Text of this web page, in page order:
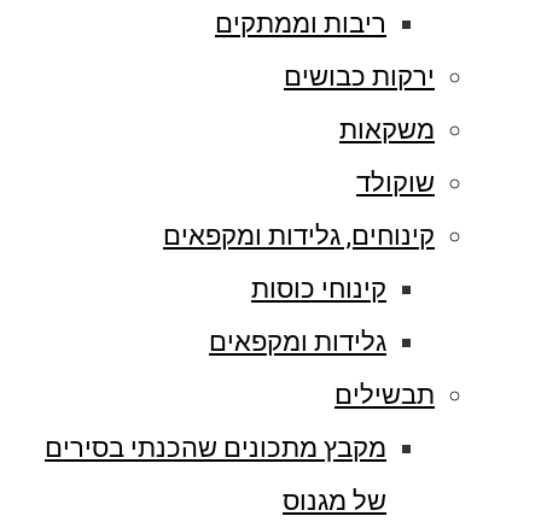
ריבות וממתקים
ירקות כבושים
משקאות
שוקולד
קינוחים, גלידות ומקפאים
קינוחי כוסות
גלידות ומקפאים
תבשילים
מקבץ מתכונים שהכנתי בסירים
של מגנוס